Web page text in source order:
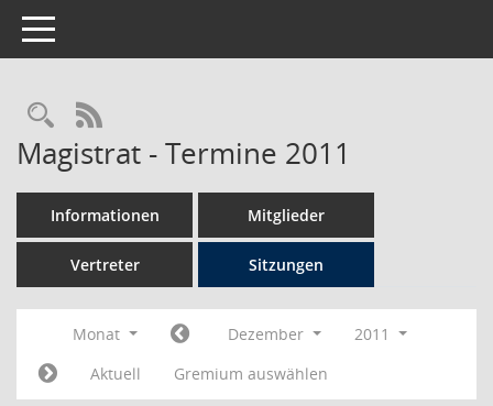
Toggle navigation
Rechercheauswahl
RSS-Feed
Magistrat - Termine 2011
Informationen Mitglieder
Vertreter Sitzungen
Monat Dezember
2011
Aktuell
Gremium auswählen